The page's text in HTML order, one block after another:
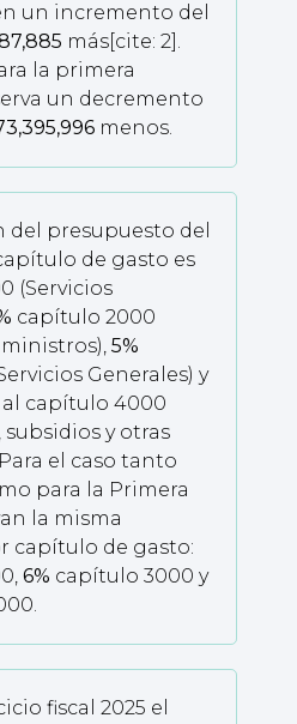
un incremento del
más[cite: 2].
la primera
un decremento
menos.
del presupuesto del
de gasto es
(Servicios
capítulo 2000
5%
Generales) y
capítulo 4000
subsidios y otras
el caso tanto
para la Primera
la misma
capítulo de gasto:
6% capítulo 3000 y
fiscal 2025 el